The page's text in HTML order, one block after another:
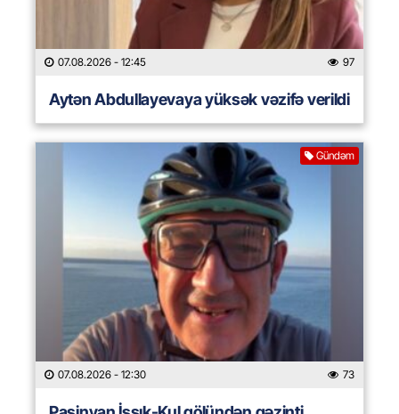
07.08.2026 - 12:45 97
Aytən Abdullayevaya yüksək vəzifə verildi
Gündəm
07.08.2026 - 12:30 73